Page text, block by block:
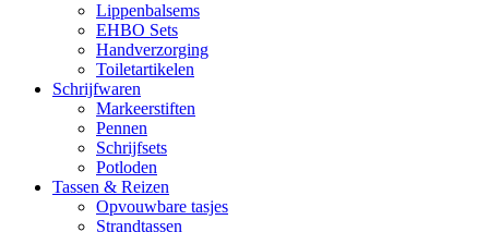
Lippenbalsems
EHBO Sets
Handverzorging
Toiletartikelen
Schrijfwaren
Markeerstiften
Pennen
Schrijfsets
Potloden
Tassen & Reizen
Opvouwbare tasjes
Strandtassen